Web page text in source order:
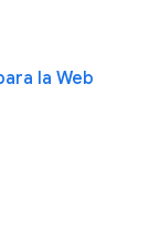
la Web